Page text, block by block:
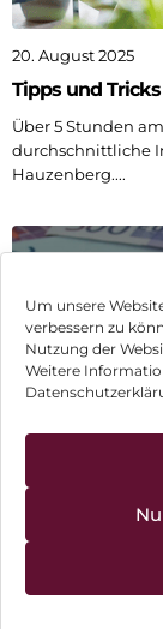
Um unsere
verbessern zu
Nutzung der
Weitere
20. August 2025
Tipps und
Über 5 Stunden
durchschnittliche
Hauzenberg....